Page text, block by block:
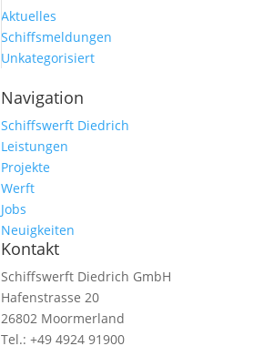
Aktuelles
Schiffsmeldungen
Unkategorisiert
Navigation
Schiffswerft Diedrich
Leistungen
Projekte
Werft
Jobs
Neuigkeiten
Kontakt
Schiffswerft Diedrich GmbH
Hafenstrasse 20
26802 Moormerland
Tel.: +49 4924 91900